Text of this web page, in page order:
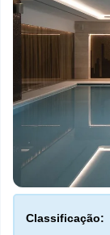
Classificação: